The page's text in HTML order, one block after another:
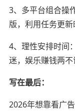
3、多平台组合操
版，利用任务更新
4、理性安排时间
迷，娱乐赚钱两不
写在最后：
2026年想靠看广